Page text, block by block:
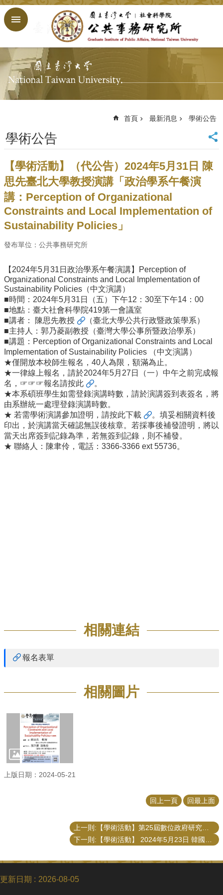
跳到主要內容區塊
搜
尋
回
首
頁
頁
站
導
覽
English
公
事
簡
公
事
所
成
員
學
生
事
務
論
文
口
試
專
區
消
首頁 最新消息 學術公告
學術公告
【學術活動】（代公告）2024年5月31日 陳
思先臺北大學教授演講「政治學系午餐演
講：Perception of Organizational
Constraints and Local Implementation of
Sustainability Policies」
發布單位：公共事務研究所
【2024年5月31日政治學系午餐演講】Perception of
Organizational Constraints and Local Implementation of
Sustainability Policies（中文演講）
■時間：2024年5月31日（五）下午12：30至下午14：00
■地點：臺大社會科學院419第一會議室
■講者：
陳思先教授
（臺北大學公共行政暨政策學系）
■主持人：郭乃菱副教授（臺灣大學公事所暨政治學系）
■講題：Perception of Organizational Constraints and Local
Implementation of Sustainability Policies （中文演講）
★僅開放本校師生報名，40人為限，額滿為止。
★一律線上報名，請於2024年5月27日（一）中午之前完成報
名，☞☞☞報名請按此
。
★本系碩班學生如需登錄演講時數，請於演講簽到表簽名，將
由系辦統一處理登錄演講時數。
★ 若需學術演講參加證明， 請按此下載
。填妥相關資料後
印出，於演講當天確認無誤後核章。若採事後補發證明，將以
當天出席簽到記錄為準，若無簽到記錄，則不補發。
★ 聯絡人：陳聿伶，電話：3366-3366 ext 55736。
相關連結
報名表單
相關圖片
上版日期：2024-05-21
回上一頁 回最上面
更新日期 2026-08-05